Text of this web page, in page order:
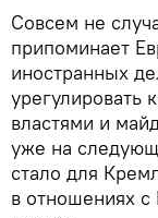
Совсем не
припоминает
иностранных
урегулировать
властями и
уже на
стало для
в отношениях с